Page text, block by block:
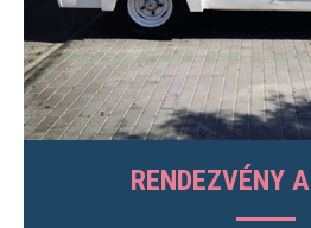
RENDEZVÉNY